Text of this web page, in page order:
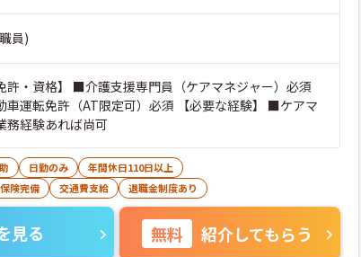
員)
許・資格】 ■介護支援専門員（ケアマネジャー）必須
免許（AT限定可）必須 【必要な経験】 ■ケアマ
務経験あれば尚可
日勤のみ
年間休日110日以上
険完備 交通費支給 退職金制度あり
見る 無料 紹介してもらう